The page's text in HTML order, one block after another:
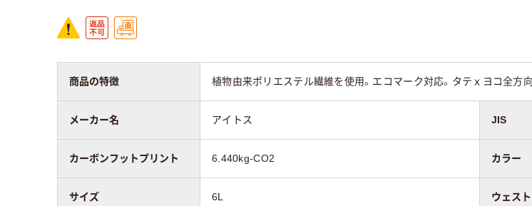
商品の特徴 植物由来ポリエステル繊維を使用。エコマーク対応。タテｘヨコ全方
メーカー名 アイトス JIS
カーボンフットプリント 6.440kg-CO2 カラー
サイズ 6L ウェスト